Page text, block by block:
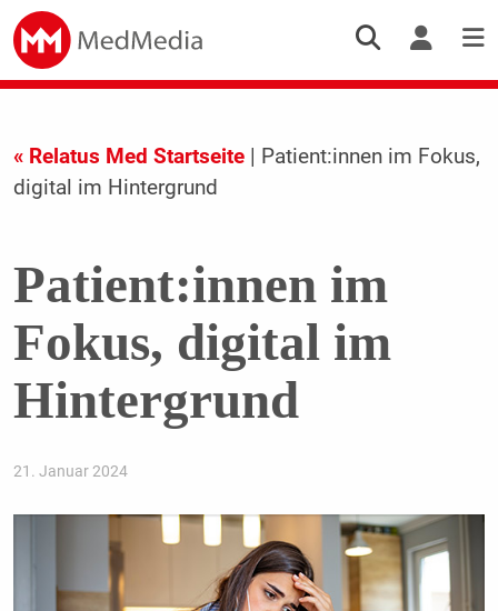
« Relatus Med Startseite| Patient:innen im Fokus,
digital im Hintergrund
Patient:innen im
Fokus, digital im
Hintergrund
21. Januar 2024